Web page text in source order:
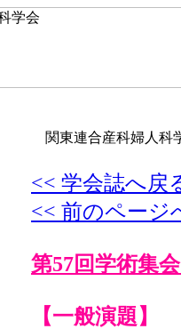
関東連合産科婦人科
<< 学会誌へ戻
<< 前のページ
第57回学術集会
【一般演題】